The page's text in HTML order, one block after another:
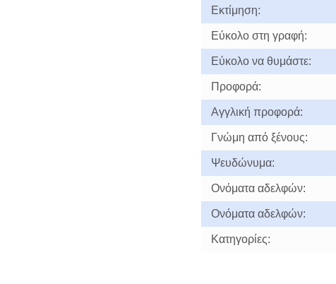
Εκτίμηση:
Εύκολο στη γραφή:
Εύκολο να θυμάστε:
Προφορά:
Αγγλική προφορά:
Γνώμη από ξένους:
Ψευδώνυμα:
Ονόματα αδελφών:
Ονόματα αδελφών:
Κατηγορίες: